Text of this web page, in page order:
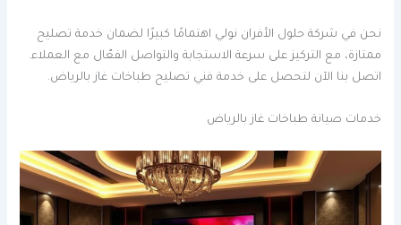
نحن في شركة حلول الأفران نولي اهتمامًا كبيرًا لضمان خدمة تصليح
ممتازة، مع التركيز على سرعة الاستجابة والتواصل الفعّال مع العملاء.
اتصل بنا الآن لتحصل على خدمة فني تصليح طباخات غاز بالرياض.
خدمات صيانة طباخات غاز بالرياض